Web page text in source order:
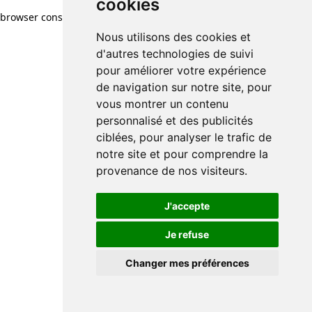
cookies
Nous utilisons des cookies et
d'autres technologies de suivi
pour améliorer votre expérience
de navigation sur notre site, pour
vous montrer un contenu
personnalisé et des publicités
ciblées, pour analyser le trafic de
notre site et pour comprendre la
provenance de nos visiteurs.
J'accepte
Je refuse
Changer mes préférences
browser console for more information)